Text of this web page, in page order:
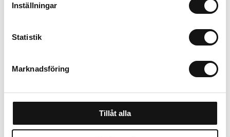
Inställningar
Statistik
Marknadsföring
Tillåt alla
Recensioner
Om tillverkaren